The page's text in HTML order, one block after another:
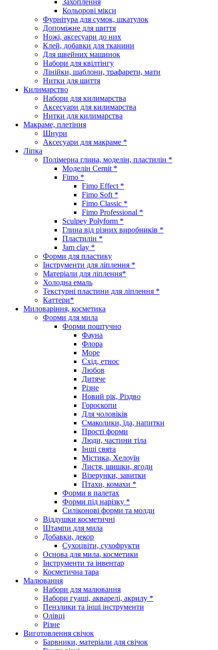
Кольорові мікси
Фурнітура для сумок, шкатулок
Допоміжне для шиття
Ножі, аксесуари до них
Клей, добавки для тканини
Для швейних машинок
Набори для квілтінгу
Лінійки, шаблони, трафарети, мати
Нитки для шиття
Килимарство
Набори для килимарства
Аксесуари для килимарства
Нитки для килимарства
Макраме, плетіння
Шнури
Аксесуари для макраме *
Ліпка
Полімерна глина, моделін, пластилін *
Моделін Cernit *
Fimo *
Fimo Effect *
Fimo Soft *
Fimo Classic *
Fimo Professional *
Sculpey Polyform *
Глина від різних виробників *
Пластилін *
Jam clay *
Форми для пластику
Інструменти для ліплення *
Матеріали для ліплення*
Холодна емаль
Текстурні пластини для ліплення *
Каттери*
Миловаріння, косметика
Форми для мила
Форми поштучно
Фауна
Флора
Море
Схід, етнос
Любов
Дитяче
Різне
Новий рік, Різдво
Гороскопи
Для чоловіків
Смаколики, їда, напитки
Прості форми
Люди, частини тіла
Інші свята
Містика, Хелоуїн
Листя, шишки, ягоди
Візерунки, завитки
Птахи, комахи *
Форми в палетах
Форми під нарізку *
Силіконові форми та молди
Віддушки косметичні
Штампи для мила
Добавки, декор
Сухоцвіти, сухофрукти
Основа для мила, косметики
Інструменти та інвентар
Косметична тара
Малювання
Набори для малювання
Набори гуаші, акварелі, акрилу *
Пензлики та інші інструменти
Олівці
Різне
Виготовлення свічок
Барвники, матеріали для свічок